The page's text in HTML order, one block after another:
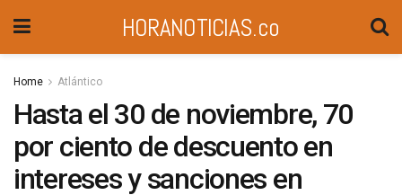
HORANOTICIAS.co
Home Atlántico
Hasta el 30 de noviembre, 70
por ciento de descuento en
intereses y sanciones en